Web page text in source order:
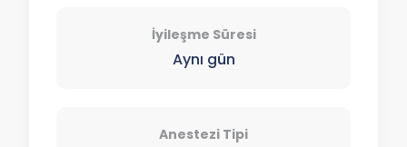
İyileşme Süresi
Aynı gün
Anestezi Tipi